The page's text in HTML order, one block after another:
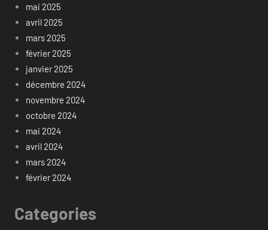
mai 2025
avril 2025
mars 2025
février 2025
janvier 2025
décembre 2024
novembre 2024
octobre 2024
mai 2024
avril 2024
mars 2024
février 2024
Categories